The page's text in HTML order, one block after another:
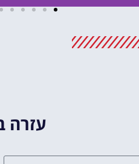
מלונות
עזרה